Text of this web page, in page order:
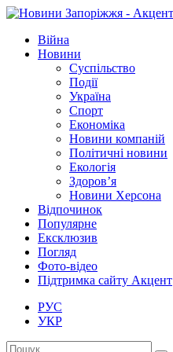
Війна
Новини
Суспільство
Події
Україна
Спорт
Економіка
Новини компаній
Політичні новини
Екологія
Здоров’я
Новини Херсона
Відпочинок
Популярне
Ексклюзив
Погляд
Фото-відео
Підтримка сайту Акцент
РУС
УКР